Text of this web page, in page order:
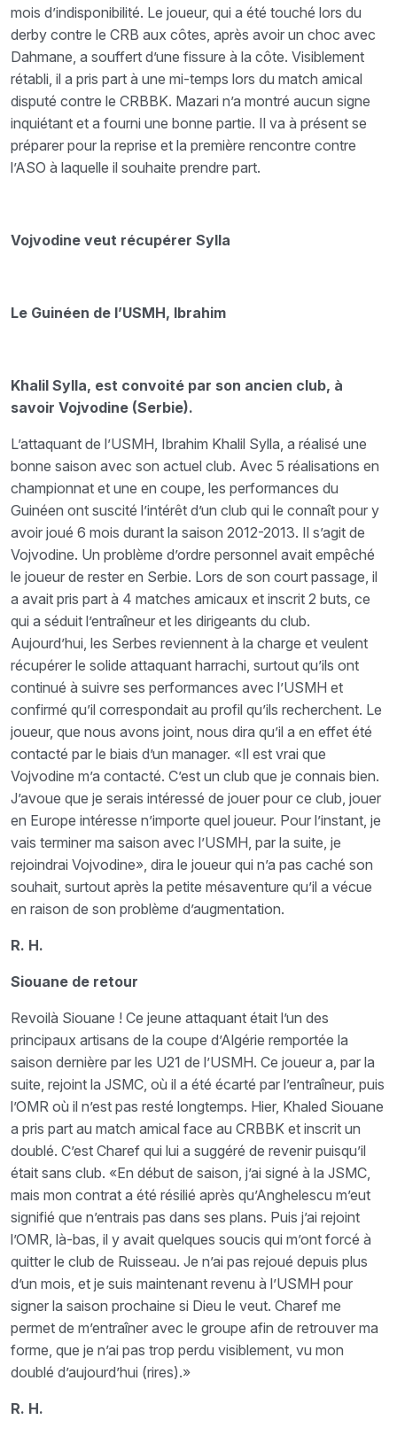
mois d’indisponibilité. Le joueur, qui a été touché lors du
derby contre le CRB aux côtes, après avoir un choc avec
Dahmane, a souffert d’une fissure à la côte. Visiblement
rétabli, il a pris part à une mi-temps lors du match amical
disputé contre le CRBBK. Mazari n’a montré aucun signe
inquiétant et a fourni une bonne partie. Il va à présent se
préparer pour la reprise et la première rencontre contre
l’ASO à laquelle il souhaite prendre part.
Vojvodine veut récupérer Sylla
Le Guinéen de l’USMH, Ibrahim
Khalil Sylla, est convoité par son ancien club, à
savoir Vojvodine (Serbie).
L’attaquant de l’USMH, Ibrahim Khalil Sylla, a réalisé une
bonne saison avec son actuel club. Avec 5 réalisations en
championnat et une en coupe, les performances du
Guinéen ont suscité l’intérêt d’un club qui le connaît pour y
avoir joué 6 mois durant la saison 2012-2013. Il s’agit de
Vojvodine. Un problème d’ordre personnel avait empêché
le joueur de rester en Serbie. Lors de son court passage, il
a avait pris part à 4 matches amicaux et inscrit 2 buts, ce
qui a séduit l’entraîneur et les dirigeants du club.
Aujourd’hui, les Serbes reviennent à la charge et veulent
récupérer le solide attaquant harrachi, surtout qu’ils ont
continué à suivre ses performances avec l’USMH et
confirmé qu’il correspondait au profil qu’ils recherchent. Le
joueur, que nous avons joint, nous dira qu’il a en effet été
contacté par le biais d’un manager. «Il est vrai que
Vojvodine m’a contacté. C’est un club que je connais bien.
J’avoue que je serais intéressé de jouer pour ce club, jouer
en Europe intéresse n’importe quel joueur. Pour l’instant, je
vais terminer ma saison avec l’USMH, par la suite, je
rejoindrai Vojvodine», dira le joueur qui n’a pas caché son
souhait, surtout après la petite mésaventure qu’il a vécue
en raison de son problème d’augmentation.
R. H.
Siouane de retour
Revoilà Siouane ! Ce jeune attaquant était l’un des
principaux artisans de la coupe d’Algérie remportée la
saison dernière par les U21 de l’USMH. Ce joueur a, par la
suite, rejoint la JSMC, où il a été écarté par l’entraîneur, puis
l’OMR où il n’est pas resté longtemps. Hier, Khaled Siouane
a pris part au match amical face au CRBBK et inscrit un
doublé. C’est Charef qui lui a suggéré de revenir puisqu’il
était sans club. «En début de saison, j’ai signé à la JSMC,
mais mon contrat a été résilié après qu’Anghelescu m’eut
signifié que n’entrais pas dans ses plans. Puis j’ai rejoint
l’OMR, là-bas, il y avait quelques soucis qui m’ont forcé à
quitter le club de Ruisseau. Je n’ai pas rejoué depuis plus
d’un mois, et je suis maintenant revenu à l’USMH pour
signer la saison prochaine si Dieu le veut. Charef me
permet de m’entraîner avec le groupe afin de retrouver ma
forme, que je n’ai pas trop perdu visiblement, vu mon
doublé d’aujourd’hui (rires).»
R. H.